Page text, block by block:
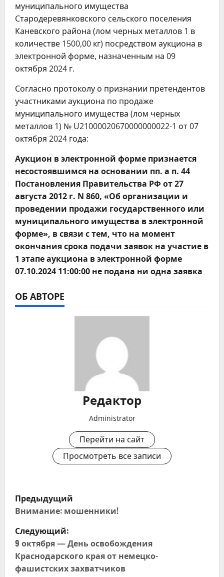
муниципального имущества
Стародеревянковского сельского поселения
Каневского района (лом черных металлов 1 в
количестве 1500,00 кг) посредством аукциона в
электронной форме, назначенным на 09
октября 2024 г.
Согласно протоколу о признании претендентов
участниками аукциона по продаже
муниципального имущества (лом черных
металлов 1) № U21000020670000000022-1 от 07
октября 2024 года:
Аукцион в электронной форме признается
несостоявшимся на основании пп. а п. 44
Постановления Правительства РФ от 27
августа 2012 г. N 860, «Об организации и
проведении продажи государственного или
муниципального имущества в электронной
форме», в связи с тем, что на момент
окончания срока подачи заявок на участие в
1 этапе аукциона в электронной форме
07.10.2024 11:00:00 не подана ни одна заявка
ОБ АВТОРЕ
Редактор
Administrator
Перейти на сайт
Просмотреть все записи
Н
а
в
и
Предыдущий
Внимание: мошенники!
Следующий:
9 октября — День освобождения
Краснодарского края от немецко-
фашистских захватчиков